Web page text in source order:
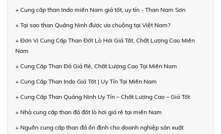
+ Cung cấp than Indo miền Nam giá tốt, uy tín - Than Nam Sơn
+ Tại sao than Quảng Ninh được ưa chuộng tại Việt Nam?
+ Đơn Vị Cung Cấp Than Đốt Lò Hơi Giá Tốt, Chất Lượng Cao Miền
Nam
+ Cung Cấp Than Đá Giá Rẻ, Chất Lượng Cao Tại Miền Nam
+ Cung Cấp Than Indo Giá Tốt | Uy Tín Tại Miền Nam
+ Cung Cấp Than Quảng Ninh Uy Tín – Chất Lượng Cao – Giá Tốt
+ Nhà cung cấp than đá đốt lò hơi giá rẻ tại miền Nam
+ Nguồn cung cấp than đá ổn định cho doanh nghiệp sản xuất